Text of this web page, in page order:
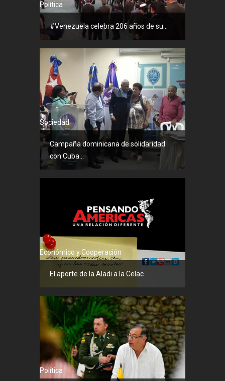
Política
#Venezuela celebra 206 años de su...
Sociedad
Campaña dominicana de solidaridad
con Cuba...
Económico y Cooperación
El aporte de la Aladi a la Celac
Política